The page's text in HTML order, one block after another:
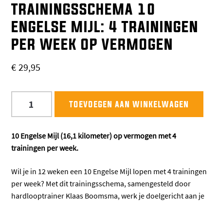
TRAININGSSCHEMA 10
ENGELSE MIJL: 4 TRAININGEN
PER WEEK OP VERMOGEN
€ 29,95
Mijl:
4
per
week
op
toevoegen aan winkelwagen
10 Engelse Mijl (16,1 kilometer)op vermogenmet 4
trainingen per week.
Wil je in 12 weken een 10 Engelse Mijl lopen met 4 trainingen
per week? Met dit trainingsschema, samengesteld door
hardlooptrainer Klaas Boomsma, werk je doelgericht aan je